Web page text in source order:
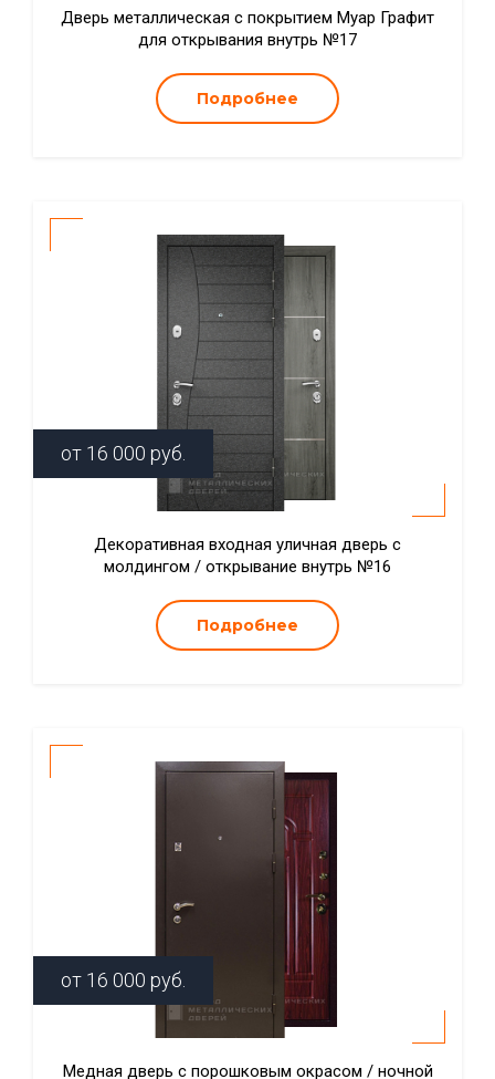
Дверь металлическая с покрытием Муар Графит
для открывания внутрь №17
Подробнее
от 16 000 руб.
Декоративная входная уличная дверь с
молдингом / открывание внутрь №16
Подробнее
от 16 000 руб.
Медная дверь с порошковым окрасом / ночной